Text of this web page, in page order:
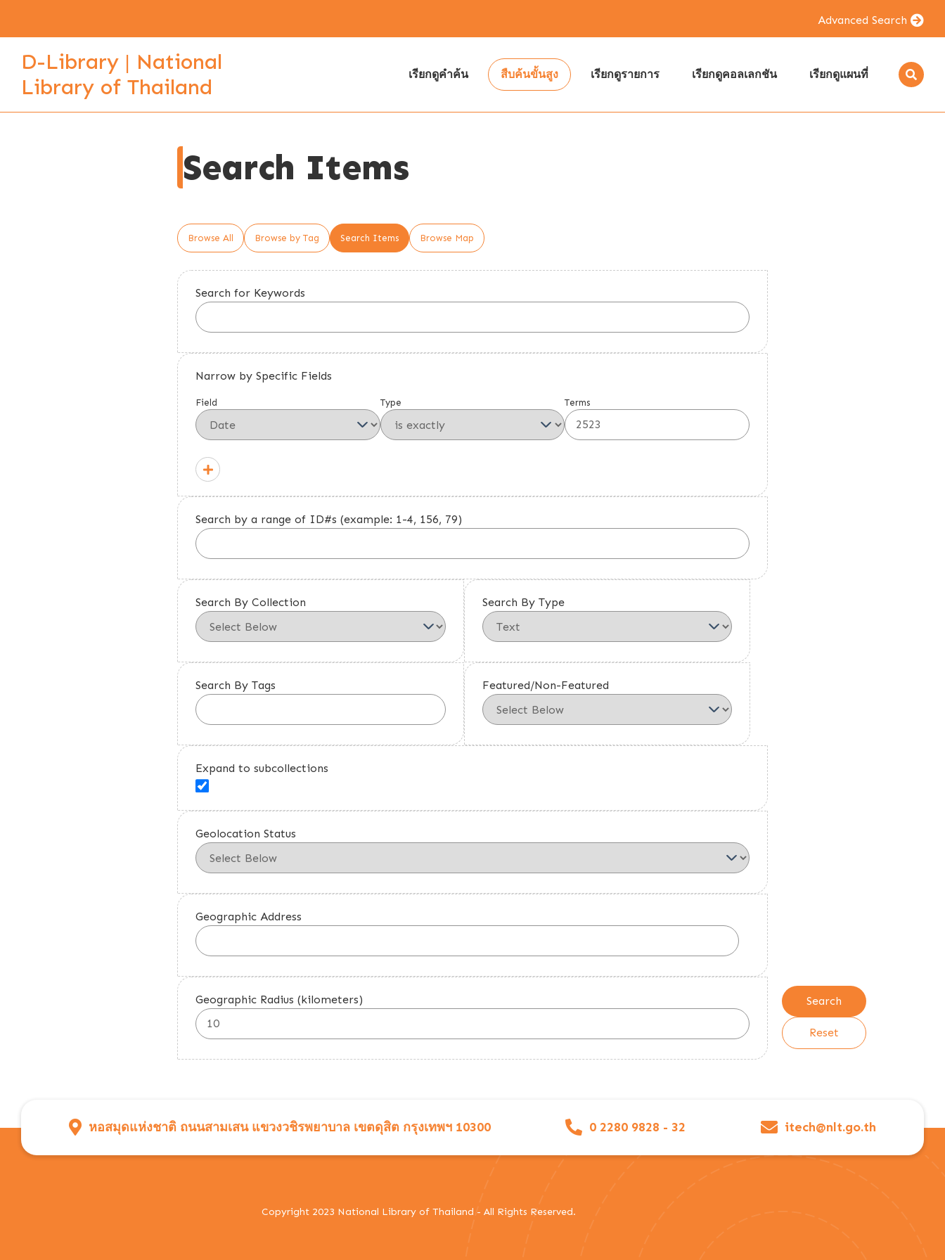
Advanced Search
D-Library | National
Library of Thailand
เรียกดูคำค้น สืบค้นขั้นสูง เรียกดูรายการ เรียกดูคอลเลกชัน เรียกดูแผนที่
Search Items
Browse All Browse by Tag Search Items Browse Map
Search for Keywords
Narrow by Specific Fields
Field Type Terms
Search by a range of ID#s (example: 1-4, 156, 79)
Search By Collection Search By Type
Search By Tags Featured/Non-Featured
Expand to subcollections
Geolocation Status
Geographic Address
Geographic Radius (kilometers)
หอสมุดแห่งชาติ ถนนสามเสน แขวงวชิรพยาบาล เขตดุสิต กรุงเทพฯ 10300 0 2280 9828 - 32 itech@nlt.go.th
Copyright 2023 National Library of Thailand - All Rights Reserved.